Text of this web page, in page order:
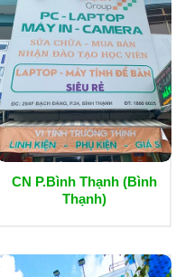
CN P.Bình Thạnh (Bình
Thạnh)